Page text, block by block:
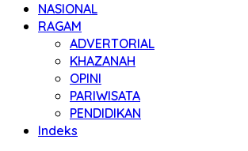
NASIONAL
RAGAM
ADVERTORIAL
KHAZANAH
OPINI
PARIWISATA
PENDIDIKAN
Indeks